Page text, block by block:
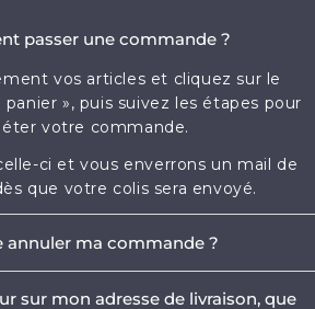
passer une commande ?
vos articles et cliquez sur le
», puis suivez les étapes pour
votre commande.
ci et vous enverrons un mail de
que votre colis sera envoyé.
annuler ma commande ?
sur mon adresse de livraison, que